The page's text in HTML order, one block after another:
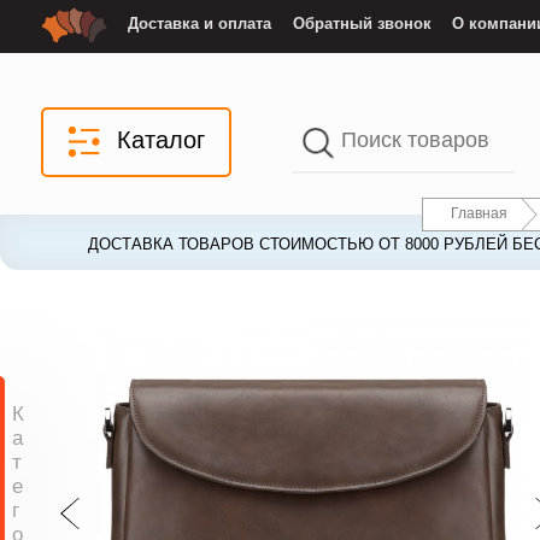
Доставка и оплата Обратный звонок О
Каталог
Главная
ДОСТАВКА ТОВАРОВ СТОИМОСТЬЮ ОТ 8000 РУБЛЕЙ
ДОСТАВКА ТОВАРОВ СТОИМОСТЬЮ ОТ 8000 РУБЛЕЙ
К
а
т
е
г
о